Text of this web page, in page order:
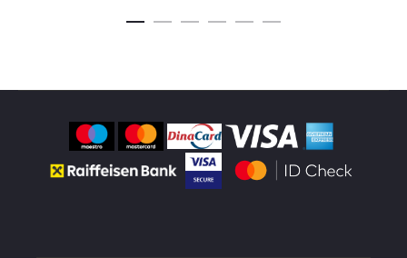
bila:
je: